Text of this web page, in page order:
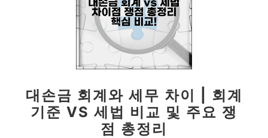
대손금 회계와 세무 차이 | 회계
기준 VS 세법 비교 및 주요 쟁
점 총정리